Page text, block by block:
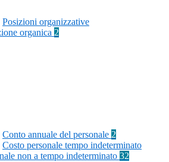
Posizioni organizzative
organica 2
Conto annuale del personale 2
Costo personale tempo indeterminato
non a tempo indeterminato 32